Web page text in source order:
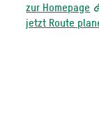
zur Homepage
jetzt Route